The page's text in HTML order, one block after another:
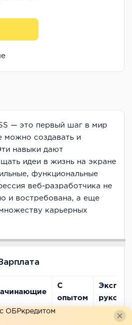
— это первый шаг в мир
можно создавать и
навыки дают
идеи в жизнь на экране
функциональные
веб-разработчика не
и востребована, а еще
карьерных
С
опытом
150
ОБРкредитом